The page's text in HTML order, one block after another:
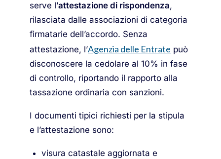
serve l’attestazione di rispondenza,
rilasciata dalle associazioni di categoria
firmatarie dell’accordo. Senza
attestazione, l’Agenzia delle Entrate può
disconoscere la cedolare al 10% in fase
di controllo, riportando il rapporto alla
tassazione ordinaria con sanzioni.
I documenti tipici richiesti per la stipula
e l’attestazione sono:
visura catastale aggiornata e